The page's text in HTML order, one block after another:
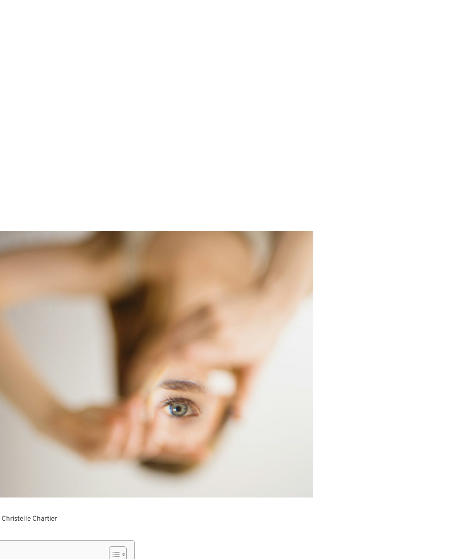
Christelle Chartier